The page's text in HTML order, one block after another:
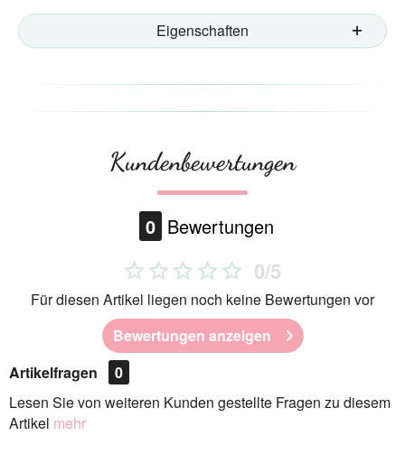
Eigenschaften
Kundenbewertungen
0 Bewertungen
0/5
Für diesen Artikel liegen noch keine Bewertungen vor
Bewertungen anzeigen
Artikelfragen
0
Lesen Sie von weiteren Kunden gestellte Fragen zu diesem
Artikel mehr